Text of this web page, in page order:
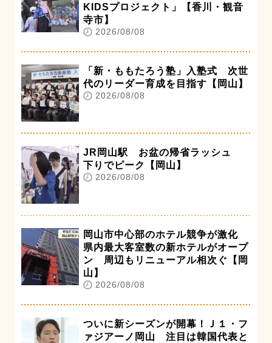
KIDSプロジェクト」【香川・観音
寺市】
2026/08/08
「新・ももたろう塾」入塾式 次世
代のリーダー育成を目指す【岡山】
2026/08/08
JR岡山駅 お盆の帰省ラッシュ
下りでピーク【岡山】
2026/08/08
岡山市中心部のホテル競争が激化
県内最大客室数の新ホテルがオープ
ン 周辺もリニューアル相次ぐ【岡
山】
2026/08/08
ついに新シーズンが開幕！Ｊ１・フ
ァジアーノ岡山 注目は韓国代表と